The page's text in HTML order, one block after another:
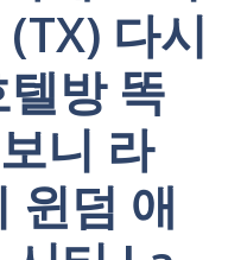
다시
방 똑
니 라
윈덤 애